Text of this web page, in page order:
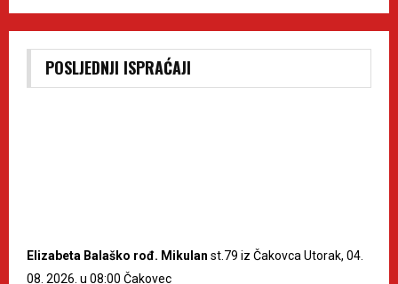
POSLJEDNJI ISPRAĆAJI
Elizabeta Balaško rođ. Mikulan st.79 iz Čakovca Utorak, 04.
08. 2026. u 08:00 Čakovec